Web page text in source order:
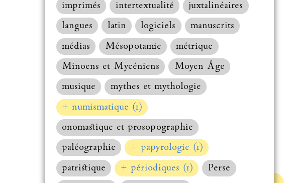
Haut de la
imprimés
intertextualité
juxtalinéaires
langues
latin logiciels
manuscrits
médias
Mésopotamie
métrique
Minoens et Mycéniens
Moyen Âge
musique
mythes et mythologie
+ numismatique (1)
onomastique et prosopographie
paléographie
+ papyrologie (1)
patristique
+ périodiques (1) Perse